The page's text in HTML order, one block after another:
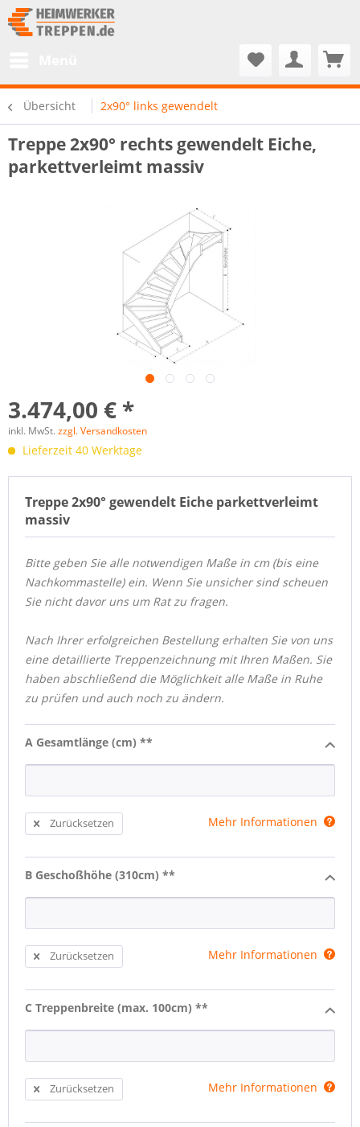
Übersicht 2x90° links gewendelt
Treppe 2x90° rechts gewendelt Eiche,
parkettverleimt massiv
3.474,00 € *
inkl. MwSt. zzgl. Versandkosten
Lieferzeit 40 Werktage
Treppe 2x90° gewendelt Eiche parkettverleimt
massiv
Bitte geben Sie alle notwendigen Maße in cm (bis eine
Nachkommastelle) ein. Wenn Sie unsicher sind scheuen
Sie nicht davor uns um Rat zu fragen.
Nach Ihrer erfolgreichen Bestellung erhalten Sie von uns
eine detaillierte Treppenzeichnung mit Ihren Maßen. Sie
haben abschließend die Möglichkeit alle Maße in Ruhe
zu prüfen und auch noch zu ändern.
A Gesamtlänge (cm) **
Zurücksetzen Mehr Informationen
B Geschoßhöhe (310cm) **
Zurücksetzen Mehr Informationen
C Treppenbreite (max. 100cm) **
Zurücksetzen Mehr Informationen